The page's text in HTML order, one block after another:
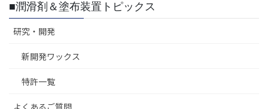
■潤滑剤＆塗布装置トピックス
研究・開発
新開発ワックス
特許一覧